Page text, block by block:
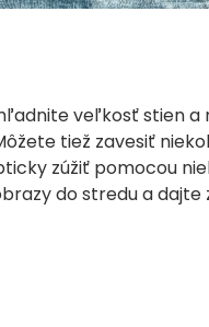
veľkosť stien
tiež zavesiť
zúžiť pomocou
do stredu a